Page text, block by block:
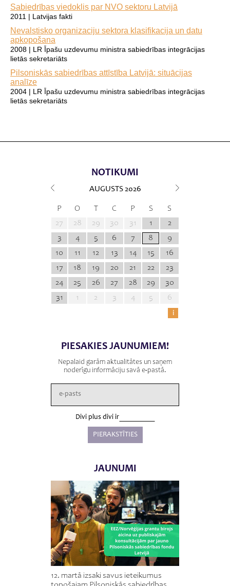
Sabiedrības viedoklis par NVO sektoru Latvijā
2011 | Latvijas fakti
Nevalstisko organizaciju sektora klasifikacija un datu
apkopošana
2008 | LR Īpašu uzdevumu ministra sabiedrības integrācijas
lietās sekretariāts
Pilsoniskās sabiedrības attīstība Latvijā: situācijas
analīze
2004 | LR Īpašu uzdevumu ministra sabiedrības integrācijas
lietās sekretariāts
NOTIKUMI
AUGUSTS 2026
P O T C P S
S
27
28 29 30 31 1
2
3
4 5 6 7 8
9
10
11 12 13 14 15
16
17
18 19 20 21 22
23
24
25 26 27 28 29
30
31
1 2 3 4 5
6
i
PIESAKIES JAUNUMIEM!
Nepalaid garām aktualitātes un saņem
noderīgu informāciju savā e-pastā.
Divi plus divi ir
JAUNUMI
12. martā izsaki savus ieteikumus